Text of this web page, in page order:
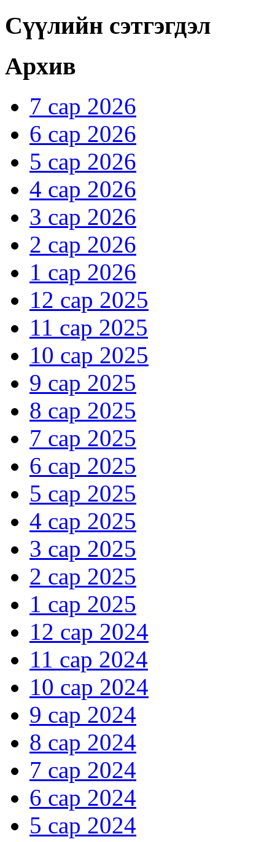
Сүүлийн сэтгэгдэл
Архив
7 сар 2026
6 сар 2026
5 сар 2026
4 сар 2026
3 сар 2026
2 сар 2026
1 сар 2026
12 сар 2025
11 сар 2025
10 сар 2025
9 сар 2025
8 сар 2025
7 сар 2025
6 сар 2025
5 сар 2025
4 сар 2025
3 сар 2025
2 сар 2025
1 сар 2025
12 сар 2024
11 сар 2024
10 сар 2024
9 сар 2024
8 сар 2024
7 сар 2024
6 сар 2024
5 сар 2024